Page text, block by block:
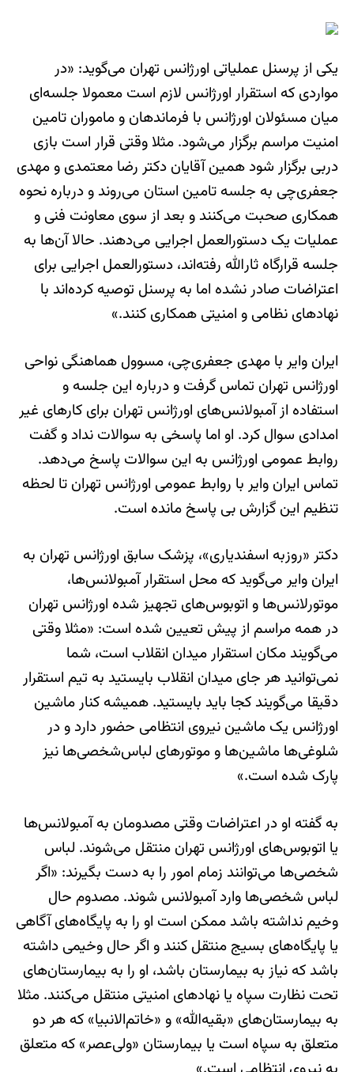
یکی از پرسنل عملیاتی اورژانس تهران می‌گوید: «در
مواردی که استقرار اورژانس لازم است معمولا جلسه‌ای
میان مسئولان اورژانس با فرماندهان و ماموران تامین
امنیت مراسم برگزار می‌شود. مثلا وقتی قرار است بازی
دربی برگزار شود همین آقایان دکتر رضا معتمدی و مهدی
جعفری‌چی به جلسه تامین استان می‌روند و درباره نحوه
همکاری صحبت می‌کنند و بعد از سوی معاونت فنی و
عملیات یک دستورالعمل اجرایی می‌دهند. حالا آن‌ها به
جلسه قرارگاه ثارالله رفته‌اند، دستورالعمل اجرایی برای
اعتراضات صادر نشده اما به پرسنل توصیه کرده‌اند با
نهادهای نظامی و امنیتی همکاری کنند.»
ایران وایر با مهدی جعفری‌چی، مسوول هماهنگی نواحی
اورژانس تهران تماس گرفت و درباره این جلسه و
استفاده از آمبولانس‌های اورژانس تهران برای کارهای غیر
امدادی سوال کرد. او اما پاسخی به سوالات نداد و گفت
روابط عمومی اورژانس به این سوالات پاسخ می‌دهد.
تماس ایران وایر با روابط عمومی اورژانس تهران تا لحظه
تنظیم این گزارش بی پاسخ مانده است.
دکتر «روزبه اسفندیاری»، پزشک سابق اورژانس تهران به
ایران وایر می‌گوید که محل استقرار آمبولانس‌ها،
موتورلانس‌ها و اتوبوس‌های تجهیز شده اورژانس تهران
در همه مراسم از پیش تعیین شده است: «مثلا وقتی
می‌گویند مکان استقرار میدان انقلاب است، شما
نمی‌توانید هر جای میدان انقلاب بایستید به تیم استقرار
دقیقا می‌گویند کجا باید بایستید. همیشه کنار ماشین
اورژانس یک ماشین نیروی انتظامی حضور دارد و در
شلوغی‌ها ماشین‌ها و موتورهای لباس‌شخصی‌ها نیز
پارک شده است.»
به گفته او در اعتراضات وقتی مصدومان به آمبولانس‌ها
یا اتوبوس‌های اورژانس تهران منتقل می‌شوند. لباس
شخصی‌ها می‌توانند زمام امور را به دست بگیرند: «اگر
لباس شخصی‌ها وارد آمبولانس شوند. مصدوم حال
وخیم نداشته باشد ممکن است او را به پایگاه‌های آگاهی
یا پایگاه‌های بسیج منتقل کنند و اگر حال وخیمی داشته
باشد که نیاز به بیمارستان باشد، او را به بیمارستان‌های
تحت نظارت سپاه یا نهادهای امنیتی منتقل می‌کنند. مثلا
به بیمارستان‌های «بقیه‌الله» و «خاتم‌الانبیا» که هر دو
متعلق به سپاه است یا بیمارستان «ولی‌عصر» که متعلق